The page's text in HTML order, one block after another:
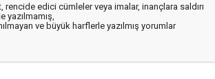
rencide edici cümleler veya imalar, inançlara saldırı
yazılmamış,
ve büyük harflerle yazılmış yorumlar